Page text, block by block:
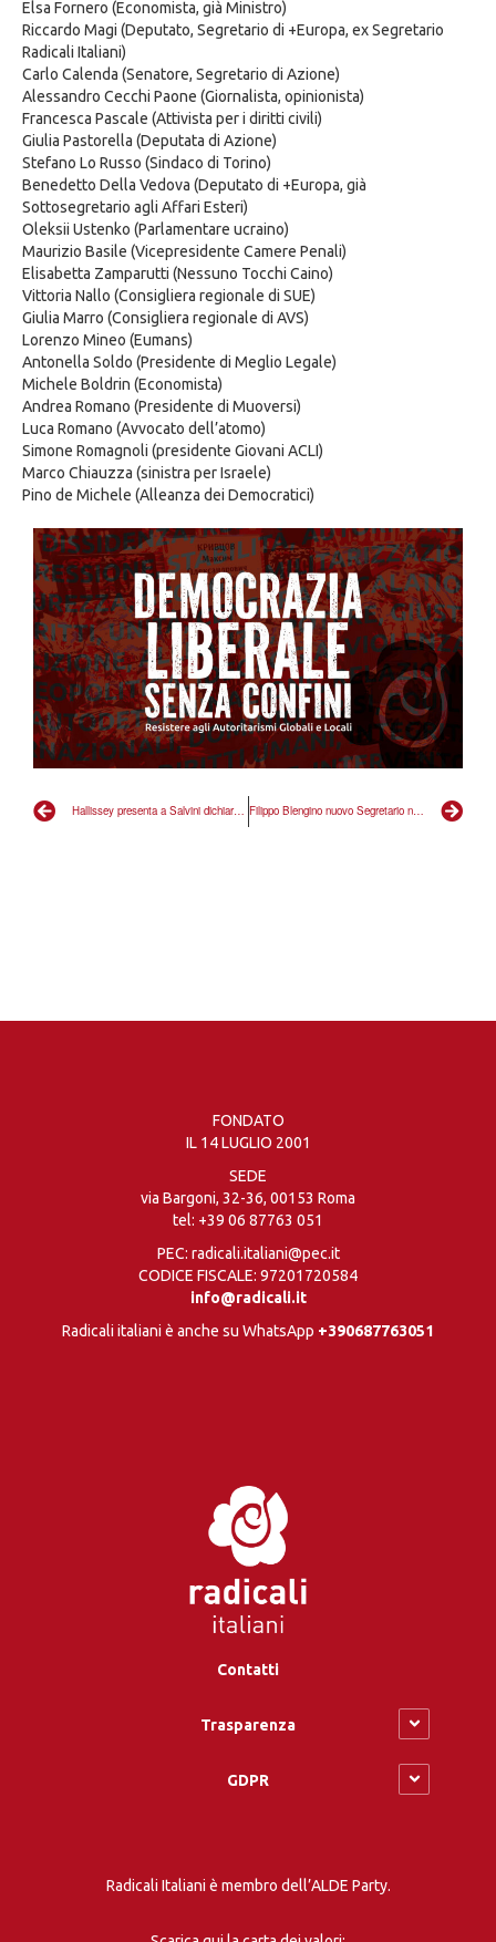
Hallissey presenta a Salvini dichiarazioni dei candidati impresentabili. Spintonato via dal comizio Filippo Blengino nuovo Segretario nazionale
Elsa Fornero (Economista, già Ministro)
Riccardo Magi (Deputato, Segretario di +Europa, ex Segretario
Radicali Italiani)
Carlo Calenda (Senatore, Segretario di Azione)
Alessandro Cecchi Paone (Giornalista, opinionista)
Francesca Pascale (Attivista per i diritti civili)
Giulia Pastorella (Deputata di Azione)
Stefano Lo Russo (Sindaco di Torino)
Benedetto Della Vedova (Deputato di +Europa, già
Sottosegretario agli Affari Esteri)
Oleksii Ustenko (Parlamentare ucraino)
Maurizio Basile (Vicepresidente Camere Penali)
Elisabetta Zamparutti (Nessuno Tocchi Caino)
Vittoria Nallo (Consigliera regionale di SUE)
Giulia Marro (Consigliera regionale di AVS)
Lorenzo Mineo (Eumans)
Antonella Soldo (Presidente di Meglio Legale)
Michele Boldrin (Economista)
Andrea Romano (Presidente di Muoversi)
Luca Romano (Avvocato dell’atomo)
Simone Romagnoli (presidente Giovani ACLI)
Marco Chiauzza (sinistra per Israele)
Pino de Michele (Alleanza dei Democratici)
FONDATO
IL 14 LUGLIO 2001
SEDE
via Bargoni, 32-36, 00153 Roma
tel: +39 06 87763 051
PEC: radicali.italiani@pec.it
CODICE FISCALE: 97201720584
info@radicali.it
Radicali italiani è anche su WhatsApp +390687763051
Contatti
Trasparenza
GDPR
Radicali Italiani è membro dell’ALDE Party.